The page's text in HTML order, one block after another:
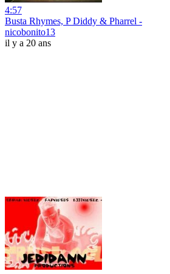
4:57
Busta Rhymes, P Diddy & Pharrel -
nicobonito13
il y a 20 ans